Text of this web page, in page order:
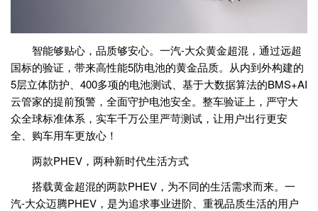
智能够贴心，品质够安心。一汽-大众黄金超混，通过远超
国标的验证，带来高性能5防电池的黄金品质。从内到外构建的
5层立体防护、400多项的电池测试、基于大数据算法的BMS+AI
云管家的提前预警，全面守护电池安全。整车验证上，严守大
众全球标准体系，实车千万公里严苛测试，让用户出行更安
全、购车用车更放心！
两款PHEV，两种新时代生活方式
搭载黄金超混的两款PHEV，为不同的生活需求而来。一
汽-大众迈腾PHEV，是为追求事业进阶、重视品质生活的用户